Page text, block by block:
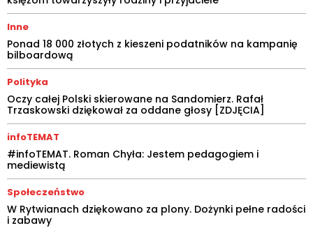
Inne
Ponad 18 000 złotych z kieszeni podatników na kampanię
bilboardową
Polityka
Oczy całej Polski skierowane na Sandomierz. Rafał
Trzaskowski dziękował za oddane głosy [ZDJĘCIA]
infoTEMAT
#infoTEMAT. Roman Chyła: Jestem pedagogiem i
mediewistą
Społeczeństwo
W Rytwianach dziękowano za plony. Dożynki pełne radości
i zabawy